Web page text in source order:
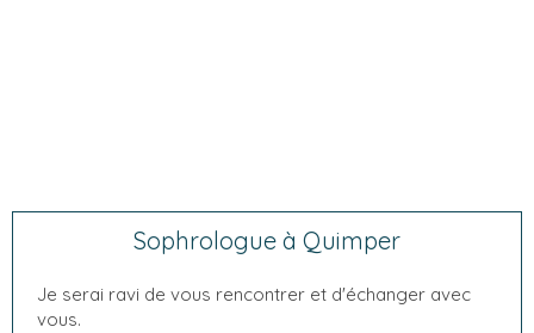
Sophrologue à Quimper
Je serai ravi de vous rencontrer et d'échanger avec
vous.